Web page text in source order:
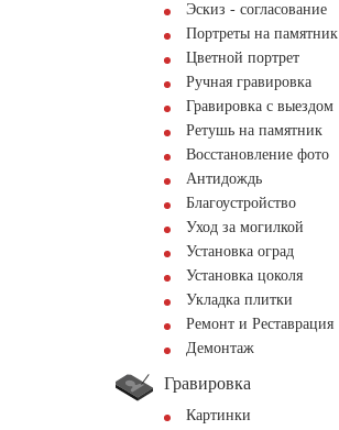
Эскиз - согласование
Портреты на памятник
Цветной портрет
Ручная гравировка
Гравировка с выездом
Ретушь на памятник
Восстановление фото
Антидождь
Благоустройство
Уход за могилкой
Установка оград
Установка цоколя
Укладка плитки
Ремонт и Реставрация
Демонтаж
Гравировка
Картинки